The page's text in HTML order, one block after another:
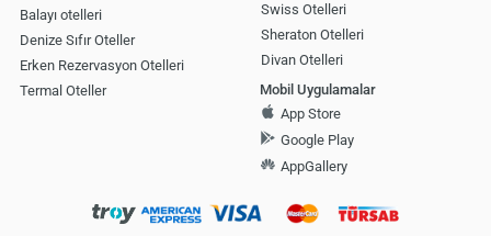
Balayı otelleri
Denize Sıfır Oteller
Erken Rezervasyon Otelleri
Termal Oteller
Swiss Otelleri
Sheraton Otelleri
Divan Otelleri
Mobil Uygulamalar
App Store
Google Play
AppGallery